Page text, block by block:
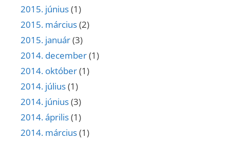
2015. június(1)
2015. március(2)
2015. január(3)
2014. december(1)
2014. október(1)
2014. július(1)
2014. június(3)
2014. április(1)
2014. március(1)